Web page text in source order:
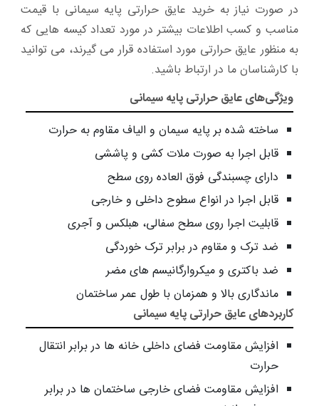
در صورت نیاز به خرید عایق حرارتی پایه سیمانی با قیمت
مناسب و کسب اطلاعات بیشتر در مورد تعداد کیسه هایی که
به منظور عایق حرارتی مورد استفاده قرار می گیرند، می توانید
با کارشناسان ما در ارتباط باشید.
ویژگی‌های عایق حرارتی پایه سیمانی
ساخته شده بر پایه سیمان و الیاف مقاوم به حرارت
قابل اجرا به صورت ملات کشی و پاششی
دارای چسبندگی فوق العاده روی سطح
قابل اجرا در انواع سطوح داخلی و خارجی
قابلیت اجرا روی سطح سفالی، هبلکس و آجری
ضد ترک و مقاوم در برابر ترک خوردگی
ضد باکتری و میکروارگانیسم های مضر
ماندگاری بالا و همزمان با طول عمر ساختمان
کاربردهای عایق حرارتی پایه سیمانی
افزایش مقاومت فضای داخلی خانه ها در برابر انتقال
حرارت
افزایش مقاومت فضای خارجی ساختمان ها در برابر